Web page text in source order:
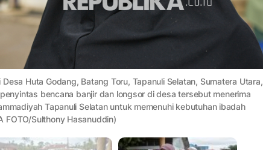
Huta Godang, Batang Toru, Tapanuli Selatan, Sumatera Utara,
bencana banjir dan longsor di desa tersebut menerima
Tapanuli Selatan untuk memenuhi kebutuhan ibadah
FOTO/Sulthony Hasanuddin)